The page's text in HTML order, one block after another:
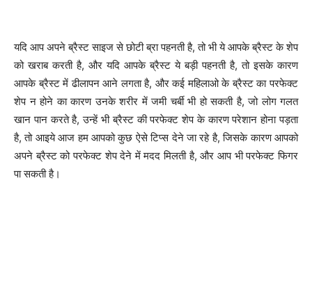
यदि आप अपने ब्रैस्ट साइज से छोटी ब्रा पहनती है, तो भी ये आपके ब्रैस्ट के शेप
को खराब करती है, और यदि आपके ब्रैस्ट ये बड़ी पहनती है, तो इसके कारण
आपके ब्रैस्ट में ढीलापन आने लगता है, और कई महिलाओ के ब्रैस्ट का परफेक्ट
शेप न होने का कारण उनके शरीर में जमी चर्बी भी हो सकती है, जो लोग गलत
खान पान करते है, उन्हें भी ब्रैस्ट की परफेक्ट शेप के कारण परेशान होना पड़ता
है, तो आइये आज हम आपको कुछ ऐसे टिप्स देने जा रहे है, जिसके कारण आपको
अपने ब्रैस्ट को परफेक्ट शेप देने में मदद मिलती है, और आप भी परफेक्ट फिगर
पा सकती है।